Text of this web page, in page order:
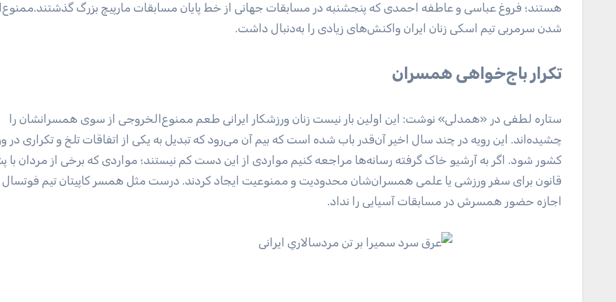
هستند؛ فروغ عباسی و عاطفه احمدی که پنجشنبه در مسابقات جهانی از خط پایان مسابقات مارپیچ بزرگ
شدن سرمربی تیم اسکی زنان ایران واکنش‌های زیادی را به‌دنبال داشت.
تکرار باج‌خواهی همسران
ستاره لطفی در «همدلی» نوشت: این اولین بار نیست زنان ورزشکار ایرانی طعم ممنوع‌الخروجی از سوی همسرانشان را
چشیده‌اند. این رویه در چند سال اخیر آن‌قدر باب شده است که بیم آن می‌رود که تبدیل به یکی از اتفاقات تلخ و تکراری در
کشور شود. اگر به آرشیو خاک گرفته رسانه‌ها مراجعه کنیم مواردی از این دست کم نیستند؛ مواردی که برخی از مردان با
قانون برای سفر ورزشی یا علمی همسران‌شان محدودیت و ممنوعیت ایجاد کردند. درست مثل همسر کاپیتان تیم فوتسال
اجازه حضور همسرش در مسابقات آسیایی را نداد.